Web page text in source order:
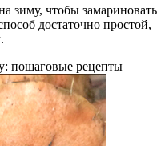
зиму, чтобы замариновать
достаточно простой,